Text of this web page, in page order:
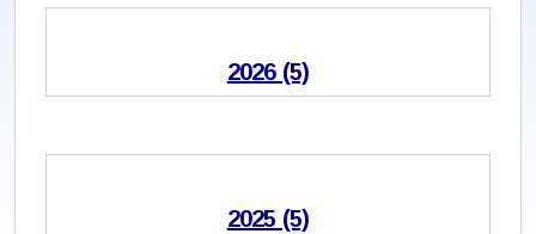
2026 (5)
2025 (5)